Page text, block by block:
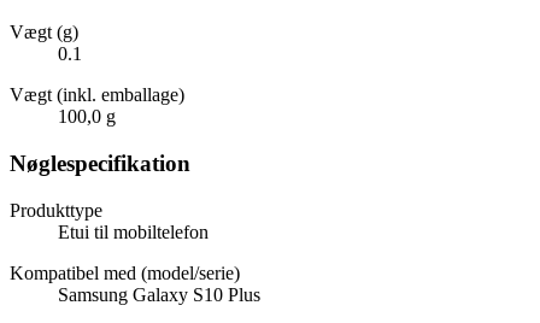
Vægt (g)
0.1
Vægt (inkl. emballage)
100,0 g
Nøglespecifikation
Produkttype
Etui til mobiltelefon
Kompatibel med (model/serie)
Samsung Galaxy S10 Plus